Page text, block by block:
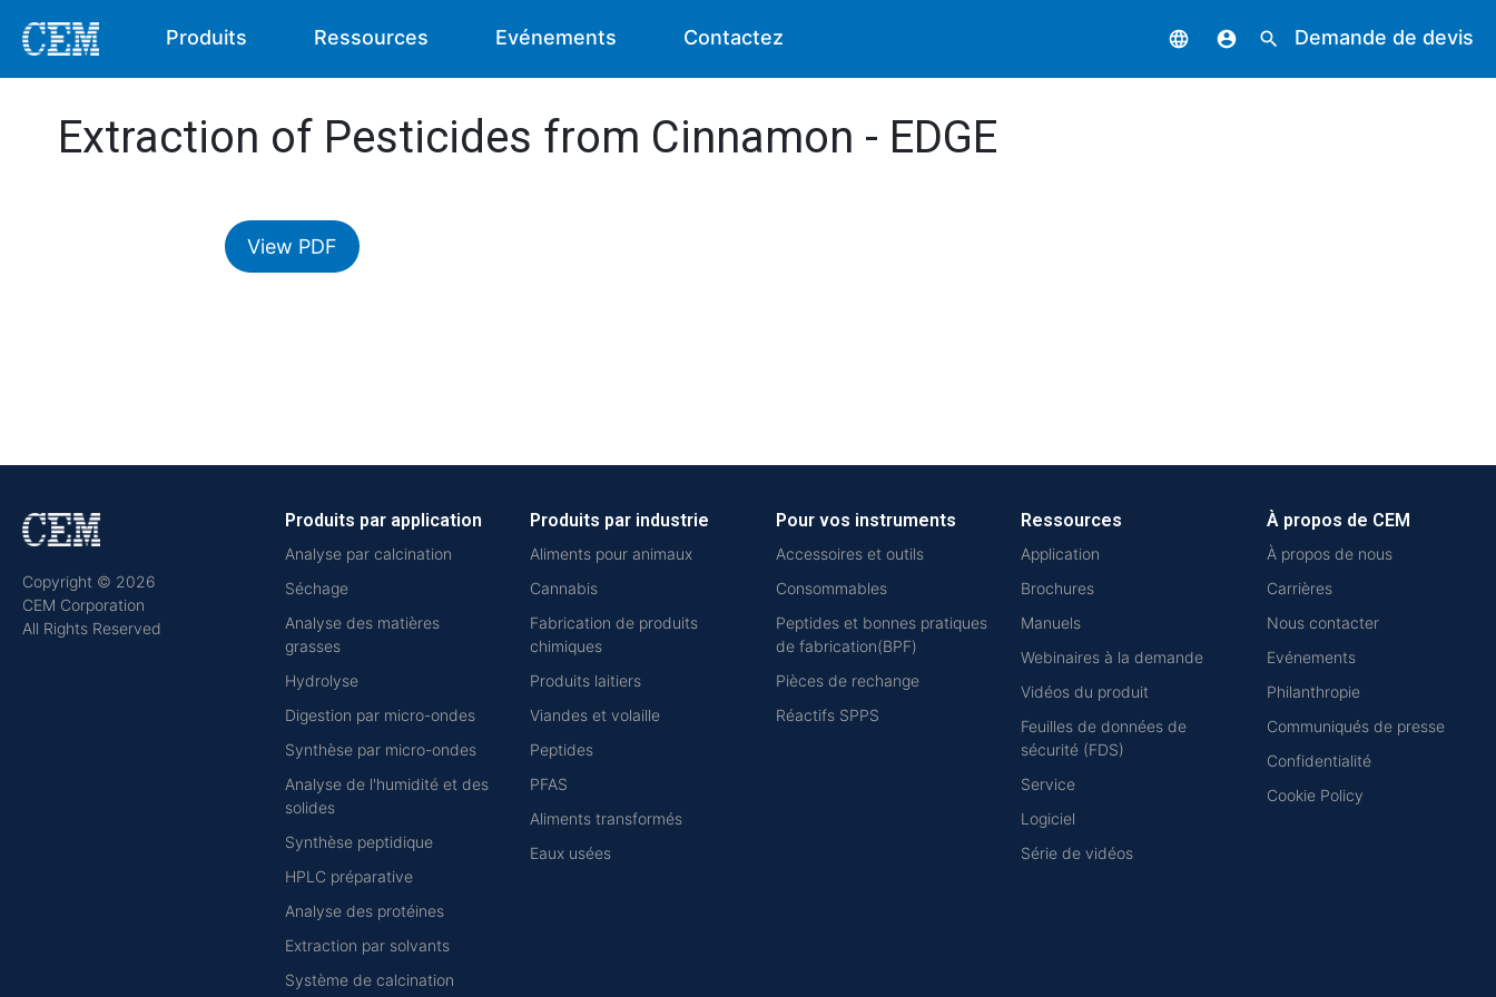
Produits Ressources Evénements Contactez language account_circle search Demande de devis
Extraction of Pesticides from Cinnamon - EDGE
View PDF
Copyright © 2026
CEM Corporation
All Rights Reserved
Produits par application
Analyse par calcination
Séchage
Analyse des matières
grasses
Hydrolyse
Digestion par micro-ondes
Synthèse par micro-ondes
Analyse de l'humidité et des
solides
Synthèse peptidique
HPLC préparative
Analyse des protéines
Extraction par solvants
Système de calcination
Produits par industrie
Aliments pour animaux
Cannabis
Fabrication de produits
chimiques
Produits laitiers
Viandes et volaille
Peptides
PFAS
Aliments transformés
Eaux usées
Pour vos instruments
Accessoires et outils
Consommables
Peptides et bonnes pratiques
de fabrication(BPF)
Pièces de rechange
Réactifs SPPS
Ressources
Application
Brochures
Manuels
Webinaires à la demande
Vidéos du produit
Feuilles de données de
sécurité (FDS)
Service
Logiciel
Série de vidéos
À propos de CEM
À propos de nous
Carrières
Nous contacter
Evénements
Philanthropie
Communiqués de presse
Confidentialité
Cookie Policy